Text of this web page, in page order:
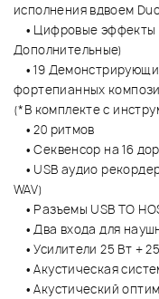
исполнения вдвоем
• Цифровые эффекты
Дополнительные)
• 19
фортепианных
(*В комплекте с
• 20 ритмов
• Секвенсор на 16
• USB аудио
WAV)
• Разъемы USB TO
• Два входа для
• Усилители 25 Вт +
• Акустическая
• Акустический